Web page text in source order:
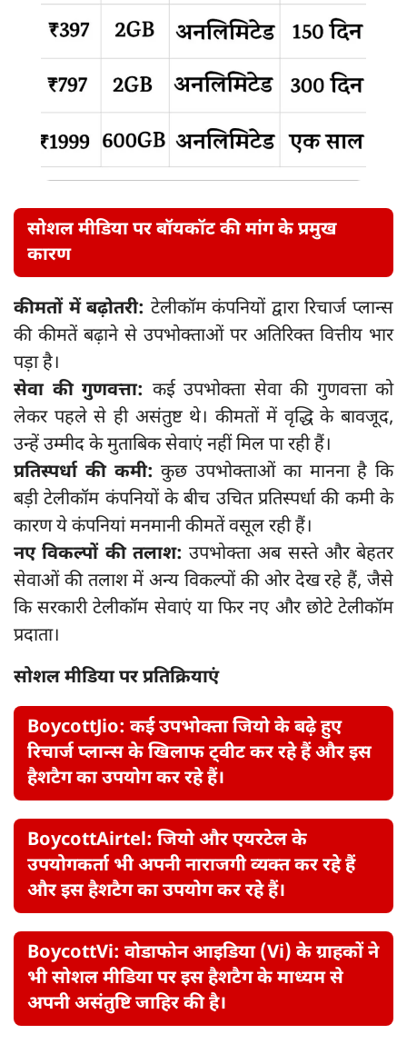
सोशल मीडिया पर बॉयकॉट की मांग के प्रमुख
कारण
कीमतों में बढ़ोतरी: टेलीकॉम कंपनियों द्वारा रिचार्ज प्लान्स
की कीमतें बढ़ाने से उपभोक्ताओं पर अतिरिक्त वित्तीय भार
पड़ा है।
सेवा की गुणवत्ता: कई उपभोक्ता सेवा की गुणवत्ता को
लेकर पहले से ही असंतुष्ट थे। कीमतों में वृद्धि के बावजूद,
उन्हें उम्मीद के मुताबिक सेवाएं नहीं मिल पा रही हैं।
प्रतिस्पर्धा की कमी:कुछ उपभोक्ताओं का मानना है कि
बड़ी टेलीकॉम कंपनियों के बीच उचित प्रतिस्पर्धा की कमी के
कारण ये कंपनियां मनमानी कीमतें वसूल रही हैं।
नए विकल्पों की तलाश: उपभोक्ता अब सस्ते और बेहतर
सेवाओं की तलाश में अन्य विकल्पों की ओर देख रहे हैं, जैसे
कि सरकारी टेलीकॉम सेवाएं या फिर नए और छोटे टेलीकॉम
प्रदाता।
सोशल मीडिया पर प्रतिक्रियाएं
BoycottJio: कई उपभोक्ता जियो के बढ़े हुए
रिचार्ज प्लान्स के खिलाफ ट्वीट कर रहे हैं और इस
हैशटैग का उपयोग कर रहे हैं।
BoycottAirtel: जियो और एयरटेल के
उपयोगकर्ता भी अपनी नाराजगी व्यक्त कर रहे हैं
और इस हैशटैग का उपयोग कर रहे हैं।
BoycottVi: वोडाफोन आइडिया (Vi) के ग्राहकों ने
भी सोशल मीडिया पर इस हैशटैग के माध्यम से
अपनी असंतुष्टि जाहिर की है।